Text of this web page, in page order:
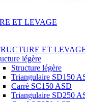
ET LEVAGE
ET
légère
Structure légère
Triangulaire SD150
Carré SC150 ASD
Triangulaire SD250